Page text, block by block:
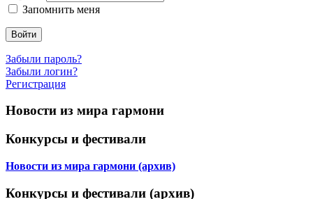
Запомнить меня
Войти
Забыли пароль?
Забыли логин?
Регистрация
Новости из мира гармони
Конкурсы и фестивали
Новости из мира гармони (архив)
Конкурсы и фестивали (архив)